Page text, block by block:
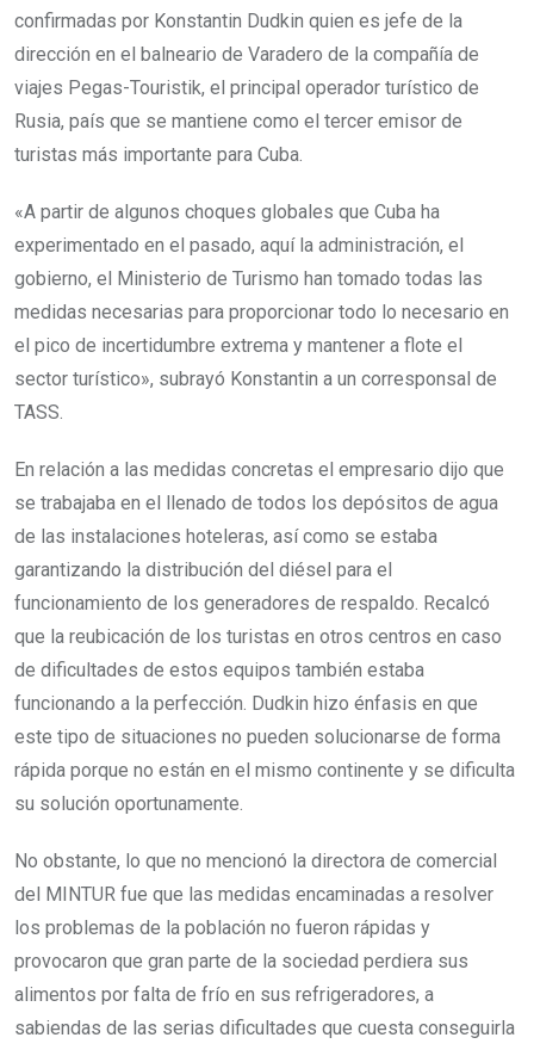
confirmadas por Konstantin Dudkin quien es jefe de la
dirección en el balneario de Varadero de la compañía de
viajes Pegas-Touristik, el principal operador turístico de
Rusia, país que se mantiene como el tercer emisor de
turistas más importante para Cuba.
«A partir de algunos choques globales que Cuba ha
experimentado en el pasado, aquí la administración, el
gobierno, el Ministerio de Turismo han tomado todas las
medidas necesarias para proporcionar todo lo necesario en
el pico de incertidumbre extrema y mantener a flote el
sector turístico», subrayó Konstantin a un corresponsal de
TASS.
En relación a las medidas concretas el empresario dijo que
se trabajaba en el llenado de todos los depósitos de agua
de las instalaciones hoteleras, así como se estaba
garantizando la distribución del diésel para el
funcionamiento de los generadores de respaldo. Recalcó
que la reubicación de los turistas en otros centros en caso
de dificultades de estos equipos también estaba
funcionando a la perfección. Dudkin hizo énfasis en que
este tipo de situaciones no pueden solucionarse de forma
rápida porque no están en el mismo continente y se dificulta
su solución oportunamente.
No obstante, lo que no mencionó la directora de comercial
del MINTUR fue que las medidas encaminadas a resolver
los problemas de la población no fueron rápidas y
provocaron que gran parte de la sociedad perdiera sus
alimentos por falta de frío en sus refrigeradores, a
sabiendas de las serias dificultades que cuesta conseguirla